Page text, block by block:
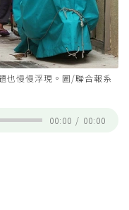
也慢慢浮現。圖/聯合報系
00:00 / 00:00